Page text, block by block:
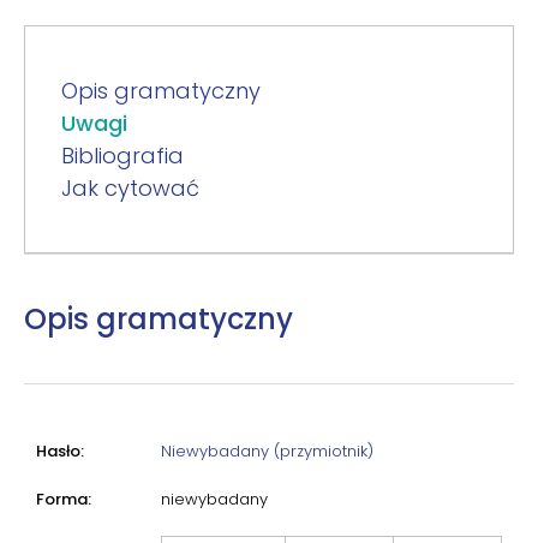
Opis gramatyczny
Uwagi
Bibliografia
Jak cytować
Opis gramatyczny
Hasło: Niewybadany (przymiotnik)
Forma: niewybadany